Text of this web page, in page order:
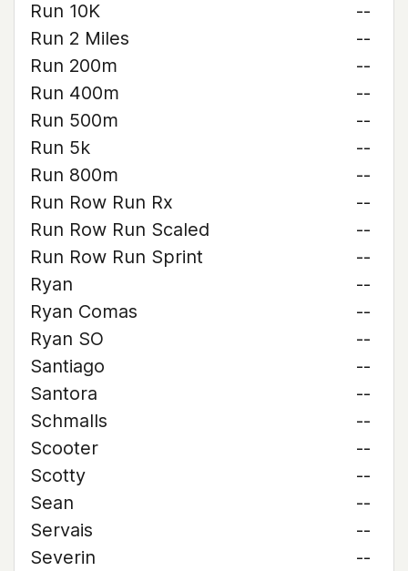
Run 10K
--
Run 2 Miles
--
Run 200m
--
Run 400m
--
Run 500m
--
Run 5k
--
Run 800m
--
Run Row Run Rx
--
Run Row Run Scaled
--
Run Row Run Sprint
--
Ryan
--
Ryan Comas
--
Ryan SO
--
Santiago
--
Santora
--
Schmalls
--
Scooter
--
Scotty
--
Sean
--
Servais
--
Severin
--